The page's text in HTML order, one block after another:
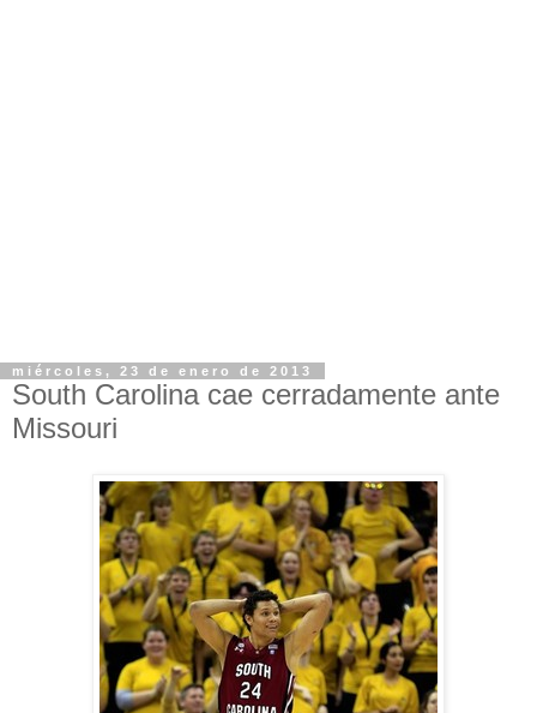
miércoles, 23 de enero de 2013
South Carolina cae cerradamente ante
Missouri